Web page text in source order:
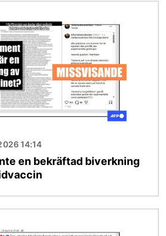
14:14
en bekräftad biverkning